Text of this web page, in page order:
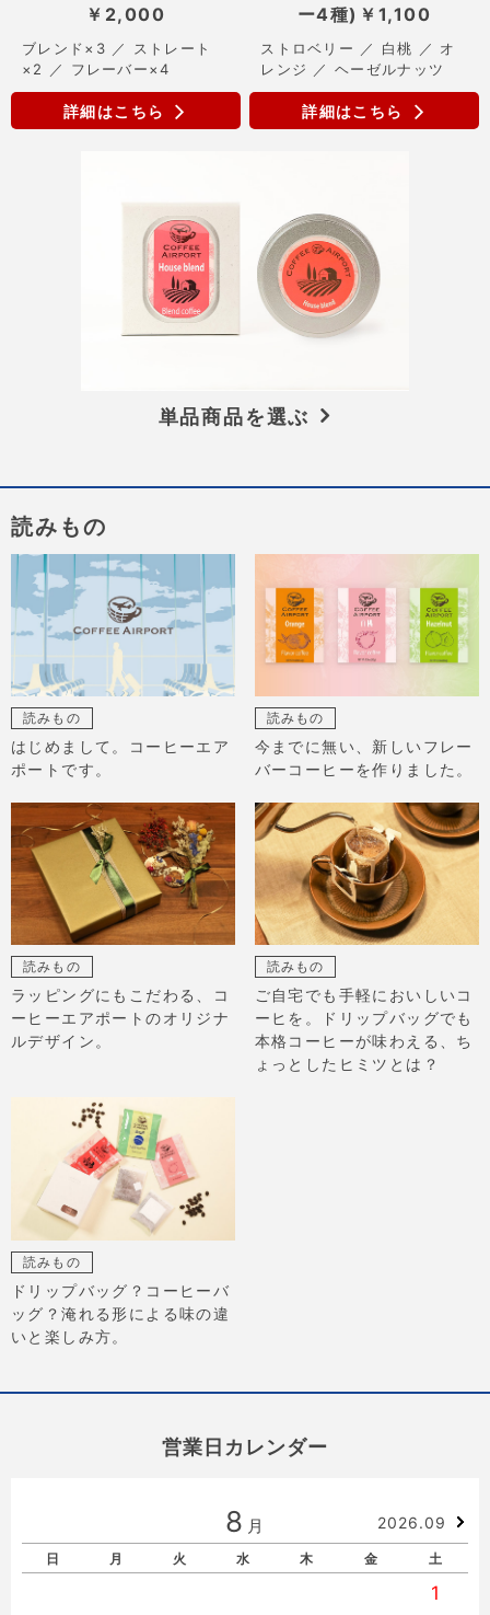
￥2,000
ブレンド×3 ／ ストレート
×2 ／ フレーバー×4
詳細はこちら
ー4種) ￥1,100
ストロベリー ／ 白桃 ／ オ
レンジ ／ ヘーゼルナッツ
詳細はこちら
単品商品を選ぶ
読みもの
読みもの
はじめまして。コーヒーエア
ポートです。
読みもの
今までに無い、新しいフレー
バーコーヒーを作りました。
読みもの
ラッピングにもこだわる、コ
ーヒーエアポートのオリジナ
ルデザイン。
読みもの
ご自宅でも手軽においしいコ
ーヒを。ドリップバッグでも
本格コーヒーが味わえる、ち
ょっとしたヒミツとは？
読みもの
ドリップバッグ？コーヒーバ
ッグ？淹れる形による味の違
いと楽しみ方。
営業日カレンダー
8 月 2026.09
日 月 火 水 木 金 土
1